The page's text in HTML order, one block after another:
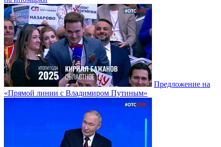
Предложение на
«Прямой линии с Владимиром Путиным»